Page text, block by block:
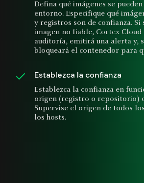
Defina qué imágenes se
entorno. Especifique qué
y registros son de confianza. Si
imagen no fiable, Cortex Cloud
auditoría, emitirá una alerta y,
bloqueará el contenedor para
Establezca la confianza
Establezca la confianza en
origen (registro o repositorio)
Supervise el origen de todos
los hosts.